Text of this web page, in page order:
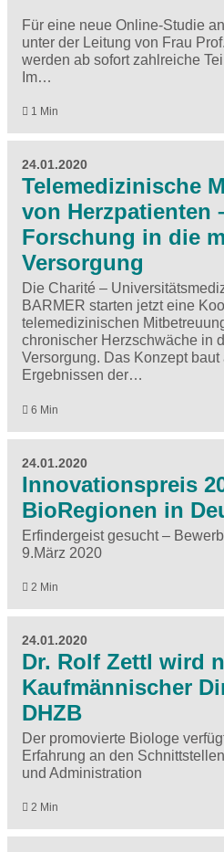
Für eine neue Online-Studie
unter der Leitung von Frau
werden ab sofort zahlreiche
Im…
1 Min
24.01.2020
Telemedizinische
von Herzpatienten
Forschung in die
Versorgung
Die Charité –
BARMER starten jetzt eine
telemedizinischen
chronischer Herzschwäche in
Versorgung. Das Konzept
Ergebnissen der…
6 Min
24.01.2020
Innovationspreis
BioRegionen in
Erfindergeist gesucht –
9.März 2020
2 Min
24.01.2020
Dr. Rolf Zettl wird
Kaufmännischer
DHZB
Der promovierte Biologe
Erfahrung an den
und Administration
2 Min